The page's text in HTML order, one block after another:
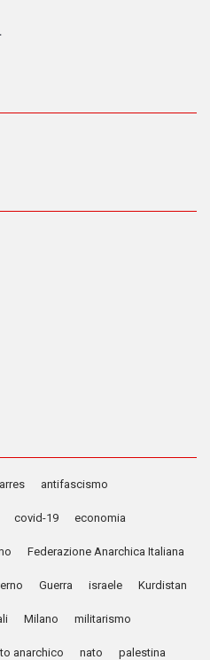
antifascismo
covid-19 economia
Federazione Anarchica Italiana
Guerra israele Kurdistan
Milano militarismo
anarchico nato palestina